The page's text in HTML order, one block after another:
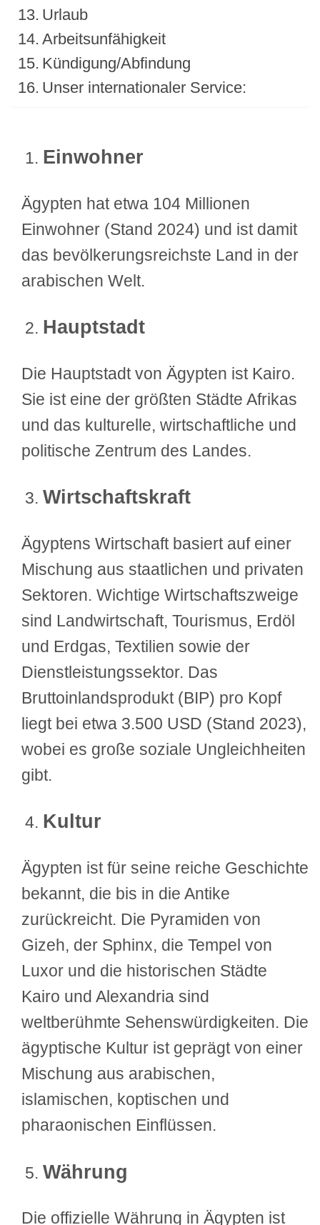
Urlaub
Arbeitsunfähigkeit
Kündigung/Abfindung
Unser internationaler Service:
Einwohner
Ägypten hat etwa 104 Millionen
Einwohner (Stand 2024) und ist damit
das bevölkerungsreichste Land in der
arabischen Welt.
Hauptstadt
Die Hauptstadt von Ägypten ist Kairo.
Sie ist eine der größten Städte Afrikas
und das kulturelle, wirtschaftliche und
politische Zentrum des Landes.
Wirtschaftskraft
Ägyptens Wirtschaft basiert auf einer
Mischung aus staatlichen und privaten
Sektoren. Wichtige Wirtschaftszweige
sind Landwirtschaft, Tourismus, Erdöl
und Erdgas, Textilien sowie der
Dienstleistungssektor. Das
Bruttoinlandsprodukt (BIP) pro Kopf
liegt bei etwa 3.500 USD (Stand 2023),
wobei es große soziale Ungleichheiten
gibt.
Kultur
Ägypten ist für seine reiche Geschichte
bekannt, die bis in die Antike
zurückreicht. Die Pyramiden von
Gizeh, der Sphinx, die Tempel von
Luxor und die historischen Städte
Kairo und Alexandria sind
weltberühmte Sehenswürdigkeiten. Die
ägyptische Kultur ist geprägt von einer
Mischung aus arabischen,
islamischen, koptischen und
pharaonischen Einflüssen.
Währung
Die offizielle Währung in Ägypten ist